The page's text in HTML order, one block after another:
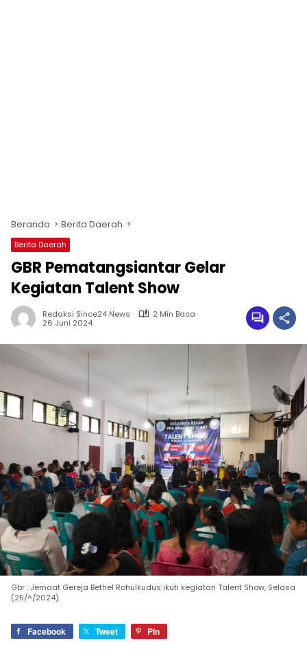
Beranda Berita Daerah
Berita Daerah
GBR Pematangsiantar Gelar
Kegiatan Talent Show
Redaksi Since24 News
2 Min Baca
26 Juni 2024
Gbr : Jemaat Gereja Bethel Rohulkudus ikuti kegiatan Talent Show, Selasa
(25/^/2024).
Facebook Tweet Pin